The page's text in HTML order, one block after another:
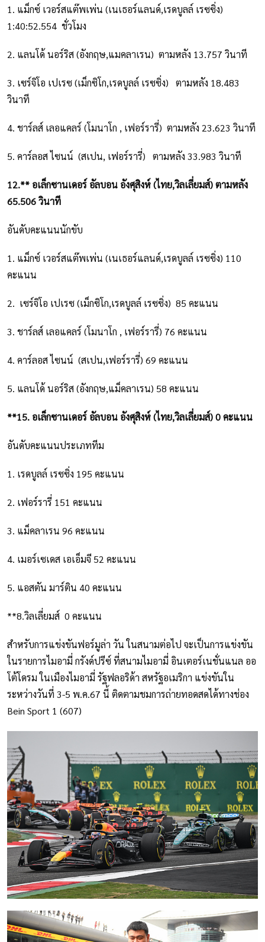
1. แม็กซ์ เวอร์สแต๊พเพ่น (เนเธอร์แลนด์,เรดบูลล์ เรซซิ่ง)
1:40:52.554 ชั่วโมง
2. แลนโด้ นอร์ริส (อังกฤษ,แมคลาเรน) ตามหลัง 13.757 วินาที
3. เซร์จิโอ เปเรซ (เม็กซิโก,เรดบูลล์ เรซซิ่ง) ตามหลัง 18.483
วินาที
4. ชาร์ลส์ เลอแคลร์ (โมนาโก , เฟอร์รารี่) ตามหลัง 23.623 วินาที
5. คาร์ลอส ไซนน์ (สเปน, เฟอร์รารี่) ตามหลัง 33.983 วินาที
12.** อเล็กซานเดอร์ อัลบอน อังศุสิงห์ (ไทย,วิลเลี่ยมส์) ตามหลัง
65.506 วินาที
อันดับคะแนนนักขับ
1. แม็กซ์ เวอร์สแต๊พเพ่น (เนเธอร์แลนด์,เรดบูลล์ เรซซิ่ง) 110
คะแนน
2. เซร์จิโอ เปเรซ (เม็กซิโก,เรดบูลล์ เรซซิ่ง) 85 คะแนน
3. ชาร์ลส์ เลอแคลร์ (โมนาโก , เฟอร์รารี่) 76 คะแนน
4. คาร์ลอส ไซนน์ (สเปน,เฟอร์รารี่) 69 คะแนน
5. แลนโด้ นอร์ริส (อังกฤษ,แม็คลาเรน) 58 คะแนน
**15. อเล็กซานเดอร์ อัลบอน อังศุสิงห์ (ไทย,วิลเลี่ยมส์) 0 คะแนน
อันดับคะแนนประเภททีม
1. เรดบูลล์ เรซซิ่ง 195 คะแนน
2. เฟอร์รารี่ 151 คะแนน
3. แม็คลาเรน 96 คะแนน
4. เมอร์เซเดส เอเอ็มจี 52 คะแนน
5. แอสตัน มาร์ติน 40 คะแนน
**8.วิลเลี่ยมส์ 0 คะแนน
สำหรับการแข่งขันฟอร์มูล่า วัน ในสนามต่อไป จะเป็นการแข่งขัน
ในรายการไมอามี่ กรังด์ปรีซ์ ที่สนามไมอามี่ อินเตอร์เนชั่นแนล ออ
โต้โดรม ในเมืองไมอามี่ รัฐฟลอริด้า สหรัฐอเมริกา แข่งขันใน
ระหว่างวันที่ 3-5 พ.ค.67 นี้ ติดตามชมการถ่ายทอดสดได้ทางช่อง
Bein Sport 1 (607)